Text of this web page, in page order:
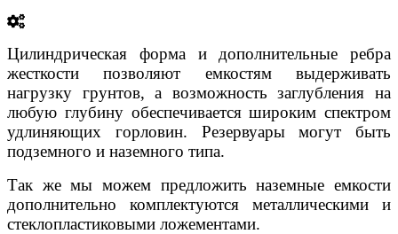
Цилиндрическая форма и дополнительные ребра
жесткости позволяют емкостям выдерживать
нагрузку грунтов, а возможность заглубления на
любую глубину обеспечивается широким спектром
удлиняющих горловин. Резервуары могут быть
подземного и наземного типа.
Так же мы можем предложить наземные емкости
дополнительно комплектуются металлическими и
стеклопластиковыми ложементами.